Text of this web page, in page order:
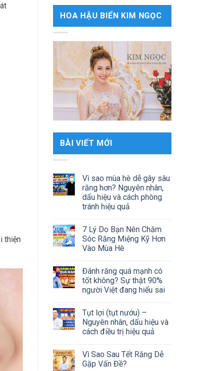
thiện
HOA HẬU BIỂN KIM NGỌC
BÀI VIẾT MỚI
Vì sao mùa hè dễ gây sâu
răng hơn? Nguyên nhân,
dấu hiệu và cách phòng
tránh hiệu quả
7 Lý Do Bạn Nên Chăm
Sóc Răng Miệng Kỹ Hơn
Vào Mùa Hè
Đánh răng quá mạnh có
tốt không? Sự thật 90%
người Việt đang hiểu sai
Tụt lợi (tụt nướu) –
Nguyên nhân, dấu hiệu và
cách điều trị hiệu quả
Vì Sao Sau Tết Răng Dễ
Gặp Vấn Đề?